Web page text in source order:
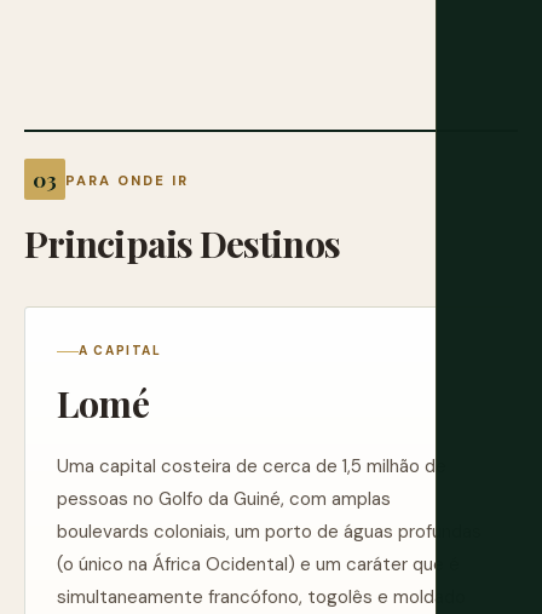
PARA ONDE IR
PrincipaisDestinos
A CAPITAL
Lomé
Uma capital costeira de cerca de 1,5 milhão de
pessoas no Golfo da Guiné, com amplas
boulevards coloniais, um porto de águas profundas
(o único na África Ocidental) e um caráter que é
simultaneamente francófono, togolês e moldado